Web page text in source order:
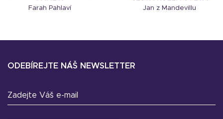
Farah Pahlaví Jan z Mandevillu
ODEBÍREJTE NÁŠ NEWSLETTER
Zadejte Váš e-mail